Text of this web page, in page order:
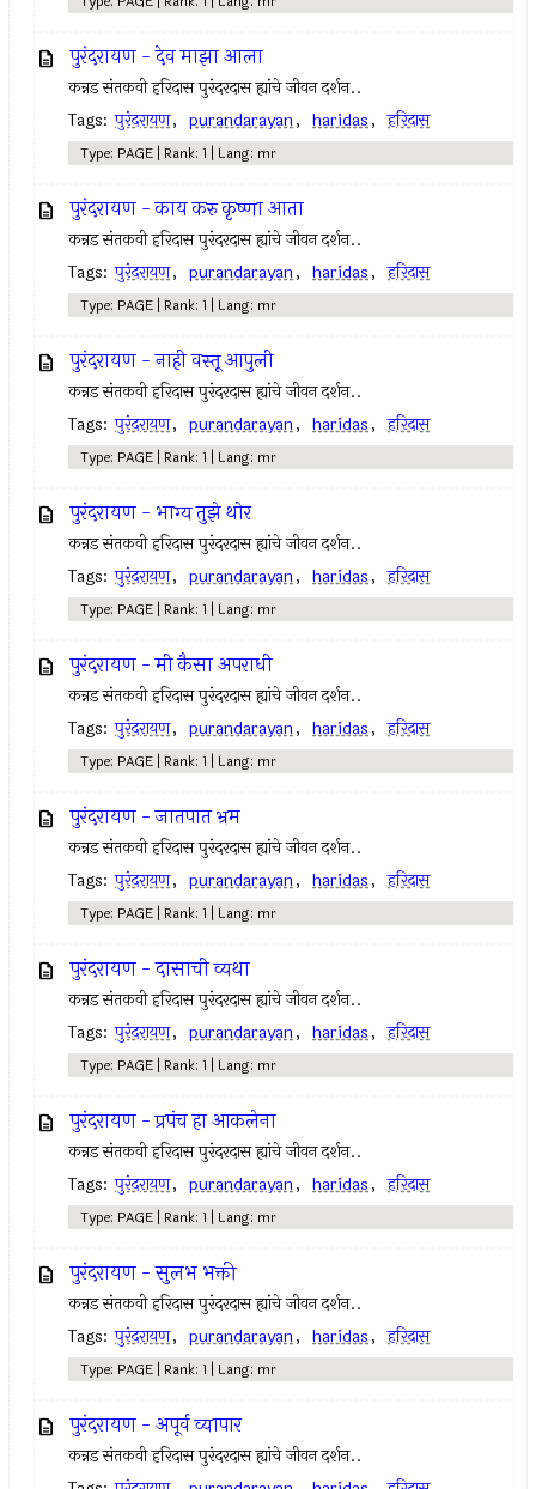
पुरंदरायण - देव माझा आला
कन्नड संतकवी हरिदास पुरंदरदास ह्यांचे जीवन दर्शन..
Tags: पुरंदरायण, purandarayan, haridas, हरिदास
Type: PAGE | Rank: 1 | Lang: mr
पुरंदरायण - काय करु कृष्णा आता
कन्नड संतकवी हरिदास पुरंदरदास ह्यांचे जीवन दर्शन..
Tags: पुरंदरायण, purandarayan, haridas, हरिदास
Type: PAGE | Rank: 1 | Lang: mr
पुरंदरायण - नाही वस्तू आपुली
कन्नड संतकवी हरिदास पुरंदरदास ह्यांचे जीवन दर्शन..
Tags: पुरंदरायण, purandarayan, haridas, हरिदास
Type: PAGE | Rank: 1 | Lang: mr
पुरंदरायण - भाग्य तुझे थोर
कन्नड संतकवी हरिदास पुरंदरदास ह्यांचे जीवन दर्शन..
Tags: पुरंदरायण, purandarayan, haridas, हरिदास
Type: PAGE | Rank: 1 | Lang: mr
पुरंदरायण - मी कैसा अपराधी
कन्नड संतकवी हरिदास पुरंदरदास ह्यांचे जीवन दर्शन..
Tags: पुरंदरायण, purandarayan, haridas, हरिदास
Type: PAGE | Rank: 1 | Lang: mr
पुरंदरायण - जातपात भ्रम
कन्नड संतकवी हरिदास पुरंदरदास ह्यांचे जीवन दर्शन..
Tags: पुरंदरायण, purandarayan, haridas, हरिदास
Type: PAGE | Rank: 1 | Lang: mr
पुरंदरायण - दासाची व्यथा
कन्नड संतकवी हरिदास पुरंदरदास ह्यांचे जीवन दर्शन..
Tags: पुरंदरायण, purandarayan, haridas, हरिदास
Type: PAGE | Rank: 1 | Lang: mr
पुरंदरायण - प्रपंच हा आकलेना
कन्नड संतकवी हरिदास पुरंदरदास ह्यांचे जीवन दर्शन..
Tags: पुरंदरायण, purandarayan, haridas, हरिदास
Type: PAGE | Rank: 1 | Lang: mr
पुरंदरायण - सुलभ भक्ती
कन्नड संतकवी हरिदास पुरंदरदास ह्यांचे जीवन दर्शन..
Tags: पुरंदरायण, purandarayan, haridas, हरिदास
Type: PAGE | Rank: 1 | Lang: mr
पुरंदरायण - अपूर्व व्यापार
कन्नड संतकवी हरिदास पुरंदरदास ह्यांचे जीवन दर्शन..